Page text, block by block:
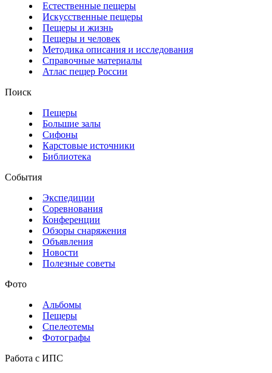
Естественные пещеры
Искусственные пещеры
Пещеры и жизнь
Пещеры и человек
Методика описания и исследования
Справочные материалы
Атлас пещер России
Поиск
Пещеры
Большие залы
Сифоны
Карстовые источники
Библиотека
События
Экспедиции
Соревнования
Конференции
Обзоры снаряжения
Объявления
Новости
Полезные советы
Фото
Альбомы
Пещеры
Спелеотемы
Фотографы
Работа с ИПС